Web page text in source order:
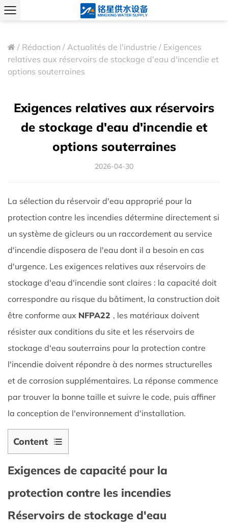
/ Rédaction / Actualités de l'industrie / Exigences
relatives aux réservoirs de stockage d'eau d'incendie et
options souterraines
Exigences relatives aux réservoirs
de stockage d'eau d'incendie et
options souterraines
2026-04-30
La sélection du réservoir d'eau approprié pour la
protection contre les incendies détermine directement si
un système de gicleurs ou un raccordement au service
d'incendie disposera de l'eau dont il a besoin en cas
d'urgence. Les exigences relatives aux réservoirs de
stockage d'eau d'incendie sont claires : la capacité doit
correspondre au risque du bâtiment, la construction doit
être conforme aux NFPA22 , les matériaux doivent
résister aux conditions du site et les réservoirs de
stockage d'eau souterrains pour la protection contre
l'incendie doivent répondre à des normes structurelles
et de corrosion supplémentaires. La réponse commence
par trouver la bonne taille et suivre le code, puis affiner
la conception de l'environnement d'installation.
Content
1
Exigences
capacité
pour
Exigences de capacité pour la
protection contre les incendies
Réservoirs de stockage d'eau